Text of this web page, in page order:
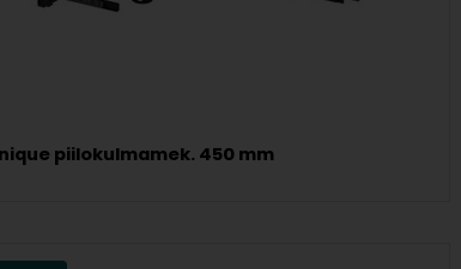
piilokulmamek. 450 mm